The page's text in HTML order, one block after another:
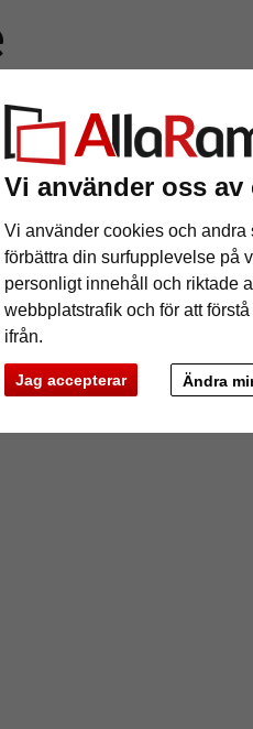
Vi använder oss av
Vi använder cookies och
förbättra din surfupplevelse på
personligt innehåll och riktade
webbplatstrafik och för att
ifrån.
Jag accepterar Ändra
195 kr i leveranskostnad.
1,6 mm WhiteCore
mm WhiteCore
Preview